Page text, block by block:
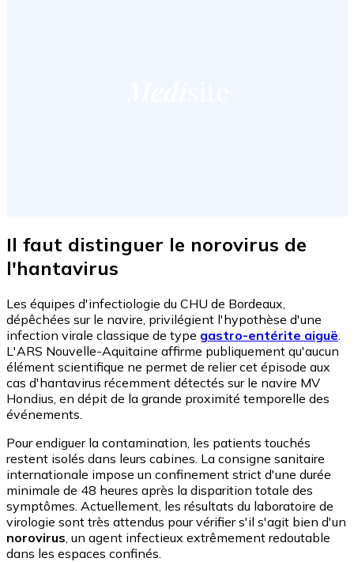
Il faut distinguer le norovirus de
l'hantavirus
Les équipes d'infectiologie du CHU de Bordeaux,
dépêchées sur le navire, privilégient l'hypothèse d'une
infection virale classique de type gastro-entérite aiguë
L'ARS Nouvelle-Aquitaine affirme publiquement qu'aucun
élément scientifique ne permet de relier cet épisode aux
cas d'hantavirus récemment détectés sur le navire MV
Hondius, en dépit de la grande proximité temporelle des
événements.
Pour endiguer la contamination, les patients touchés
restent isolés dans leurs cabines. La consigne sanitaire
internationale impose un confinement strict d'une durée
minimale de 48 heures après la disparition totale des
symptômes. Actuellement, les résultats du laboratoire de
virologie sont très attendus pour vérifier s'il s'agit bien d'un
norovirus , un agent infectieux extrêmement redoutable
dans les espaces confinés.